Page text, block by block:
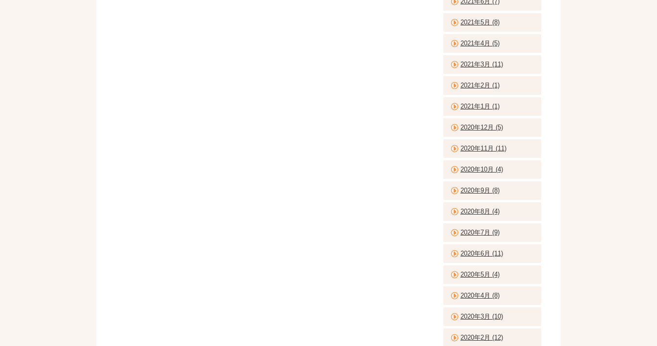
2021年5月 (8)
2021年4月 (5)
2021年3月 (11)
2021年2月 (1)
2021年1月 (1)
2020年12月 (5)
2020年11月 (11)
2020年10月 (4)
2020年9月 (8)
2020年8月 (4)
2020年7月 (9)
2020年6月 (11)
2020年5月 (4)
2020年4月 (8)
2020年3月 (10)
2020年2月 (12)